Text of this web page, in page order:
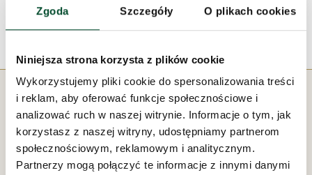
Zgoda Szczegóły O plikach cookies
Niniejsza strona korzysta z plików cookie
Wykorzystujemy pliki cookie do spersonalizowania treści
i reklam, aby oferować funkcje społecznościowe i
analizować ruch w naszej witrynie. Informacje o tym, jak
korzystasz z naszej witryny, udostępniamy partnerom
społecznościowym, reklamowym i analitycznym.
Partnerzy mogą połączyć te informacje z innymi danymi
robione kartki z pokrzepiającymi sentencjami.
Pod zarządem: